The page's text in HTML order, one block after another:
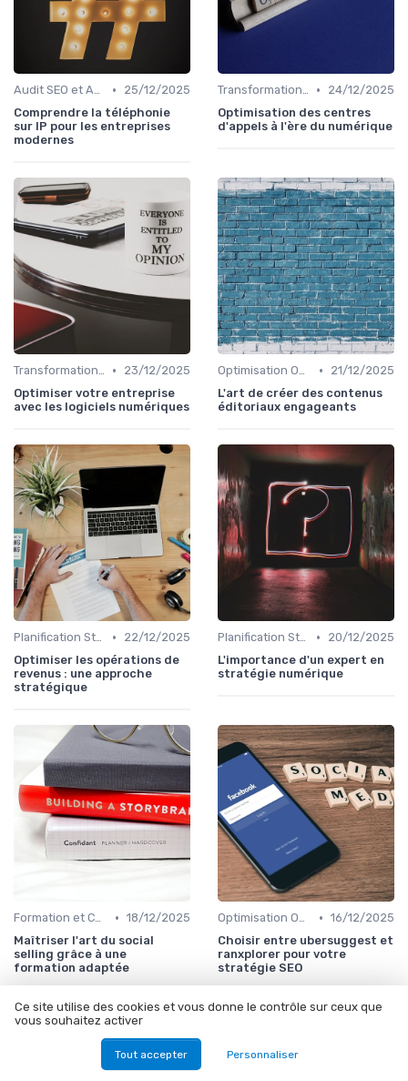
Audit SEO et Analyse Concurrentielle •
25/12/2025
Comprendre la téléphonie
sur IP pour les entreprises
modernes
Transformation Numérique •
24/12/2025
Optimisation des centres
d'appels à l'ère du numérique
Transformation Numérique •
23/12/2025
Optimiser votre entreprise
avec les logiciels numériques
Optimisation On-Page •
21/12/2025
L'art de créer des contenus
éditoriaux engageants
Planification Stratégique Digitale •
22/12/2025
Optimiser les opérations de
revenus : une approche
stratégique
Planification Stratégique Digitale •
20/12/2025
L'importance d'un expert en
stratégie numérique
Formation et Consulting SEO • 18/12/2025
Maîtriser l'art du social
selling grâce à une
formation adaptée
Optimisation On-Page • 16/12/2025
Choisir entre ubersuggest et
ranxplorer pour votre
stratégie SEO
Les articles par date
Ce site utilise des cookies et vous donne le contrôle sur ceux que
vous souhaitez activer
Tout accepter Personnaliser